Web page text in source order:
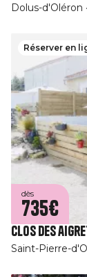
Dolus-d'Oléron
Réserver en
dès
735€
Clos des
Saint-Pierre-